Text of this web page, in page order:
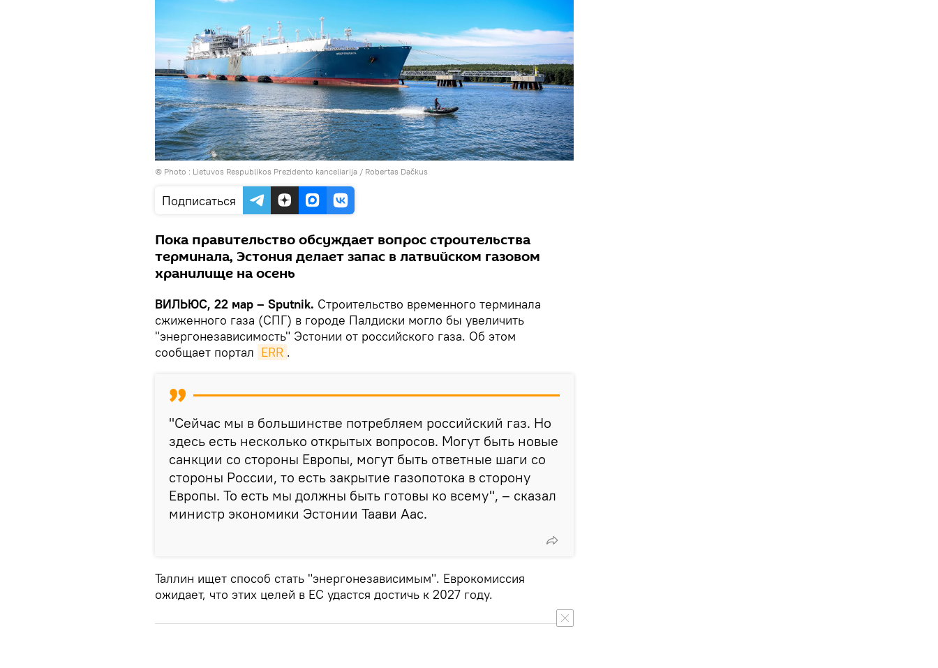
© Photo : Lietuvos Respublikos Prezidento kanceliarija / Robertas Dačkus
Подписаться
Пока правительство обсуждает вопрос строительства
терминала, Эстония делает запас в латвийском газовом
хранилище на осень
ВИЛЬЮС, 22 мар – Sputnik. Строительство временного терминала
сжиженного газа (СПГ) в городе Палдиски могло бы увеличить
"энергонезависимость" Эстонии от российского газа. Об этом
сообщает портал ERR .
"Сейчас мы в большинстве потребляем российский газ. Но
здесь есть несколько открытых вопросов. Могут быть новые
санкции со стороны Европы, могут быть ответные шаги со
стороны России, то есть закрытие газопотока в сторону
Европы. То есть мы должны быть готовы ко всему", – сказал
министр экономики Эстонии Таави Аас.
Таллин ищет способ стать "энергонезависимым". Еврокомиссия
ожидает, что этих целей в ЕС удастся достичь к 2027 году.